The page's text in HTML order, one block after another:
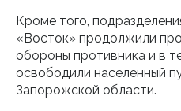
Кроме того,
«Восток» продолжили
обороны противника и в
освободили населенный
Запорожской области.